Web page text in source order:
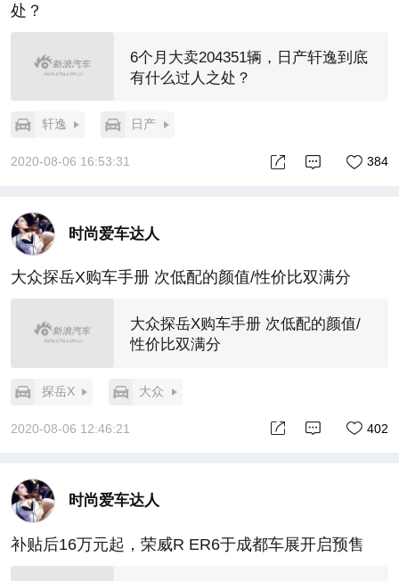
处？
6个月大卖204351辆，日产轩逸到底
有什么过人之处？
轩逸 日产
2020-08-06 16:53:31 384
时尚爱车达人
大众探岳X购车手册 次低配的颜值/性价比双满分
大众探岳X购车手册 次低配的颜值/
性价比双满分
探岳X 大众
2020-08-06 12:46:21 402
时尚爱车达人
补贴后16万元起，荣威R ER6于成都车展开启预售